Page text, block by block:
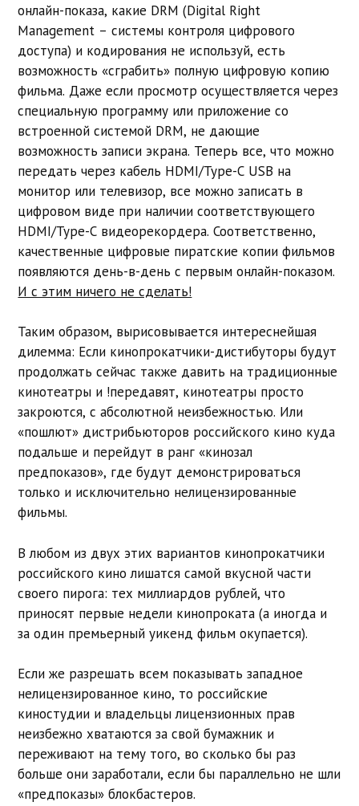
онлайн-показа, какие DRM (Digital Right
Management – системы контроля цифрового
доступа) и кодирования не используй, есть
возможность «сграбить» полную цифровую копию
фильма. Даже если просмотр осуществляется через
специальную программу или приложение со
встроенной системой DRM, не дающие
возможность записи экрана. Теперь все, что можно
передать через кабель HDMI/Type-C USB на
монитор или телевизор, все можно записать в
цифровом виде при наличии соответствующего
HDMI/Type-C видеорекордера. Соответственно,
качественные цифровые пиратские копии фильмов
появляются день-в-день с первым онлайн-показом.
И с этим ничего не сделать!
Таким образом, вырисовывается интереснейшая
дилемма: Если кинопрокатчики-дистибуторы будут
продолжать сейчас также давить на традиционные
кинотеатры и !передавят, кинотеатры просто
закроются, с абсолютной неизбежностью. Или
«пошлют» дистрибьюторов российского кино куда
подальше и перейдут в ранг «кинозал
предпоказов», где будут демонстрироваться
только и исключительно нелицензированные
фильмы.
В любом из двух этих вариантов кинопрокатчики
российского кино лишатся самой вкусной части
своего пирога: тех миллиардов рублей, что
приносят первые недели кинопроката (а иногда и
за один премьерный уикенд фильм окупается).
Если же разрешать всем показывать западное
нелицензированное кино, то российские
киностудии и владельцы лицензионных прав
неизбежно хватаются за свой бумажник и
переживают на тему того, во сколько бы раз
больше они заработали, если бы параллельно не шли
«предпоказы» блокбастеров.